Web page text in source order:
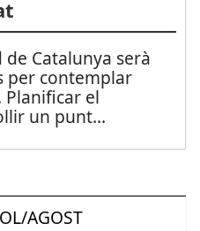
de Catalunya serà
per contemplar
Planificar el
un punt...
AGOST